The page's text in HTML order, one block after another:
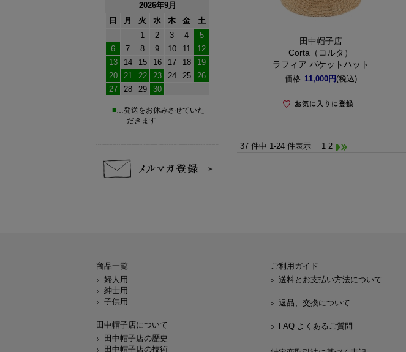
2026年9月
日
月 火 水 木 金
土
1
2 3 4
5
6
7 8 9 10 11
12
13
14 15 16 17 18
19
20
21 22 23 24 25
26
27
28 29 30
■…発送をお休みさせていた
だきます
田中帽子店
Corta（コルタ）
ラフィア バケットハット
価格 11,000円 (税込)
37 件中 1-24 件表示 1 2
商品一覧
婦人用
紳士用
子供用
田中帽子店について
田中帽子店の歴史
田中帽子店の技術
ご利用ガイド
送料とお支払い方法について
返品、交換について
FAQ よくあるご質問